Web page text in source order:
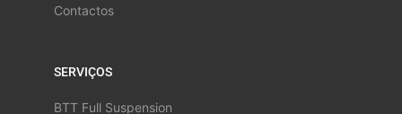
Contactos
SERVIÇOS
BTT Full Suspension